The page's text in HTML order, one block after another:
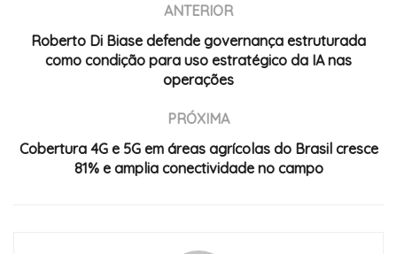
ANTERIOR
Roberto Di Biase defende governança estruturada
como condição para uso estratégico da IA nas
operações
PRÓXIMA
Cobertura 4G e 5G em áreas agrícolas do Brasil cresce
81% e amplia conectividade no campo